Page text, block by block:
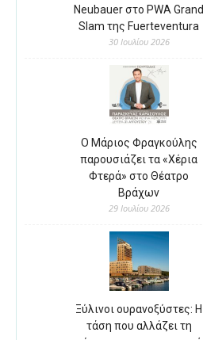
Neubauer στο PWA Grand
Slam της Fuerteventura
30 Ιουλίου 2026
Ο Μάριος Φραγκούλης
παρουσιάζει τα «Χέρια
Φτερά» στο Θέατρο
Βράχων
29 Ιουλίου 2026
Ξύλινοι ουρανοξύστες: Η
τάση που αλλάζει τη